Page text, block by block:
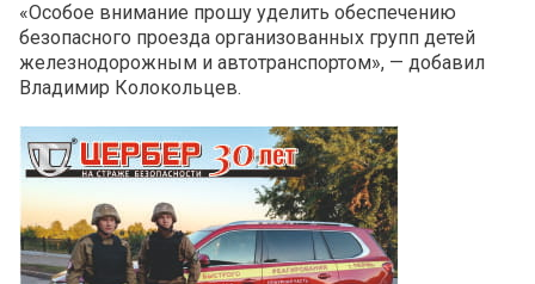
«Особое внимание прошу уделить обеспечению
безопасного проезда организованных групп детей
железнодорожным и автотранспортом», — добавил
Владимир Колокольцев.